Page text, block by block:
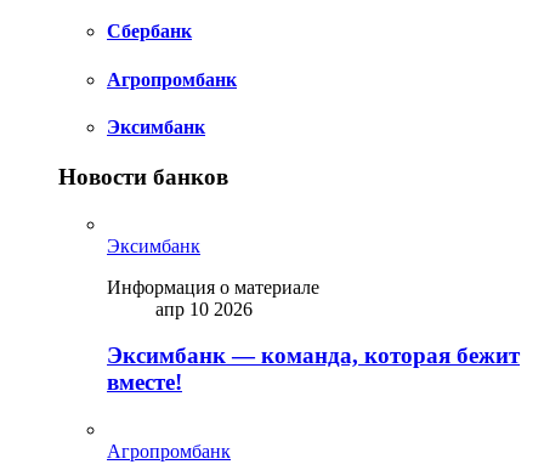
Сбербанк
Агропромбанк
Эксимбанк
Новости банков
Эксимбанк
Информация о материале
апр 10 2026
Эксимбанк — команда, которая бежит
вместе!
Агропромбанк